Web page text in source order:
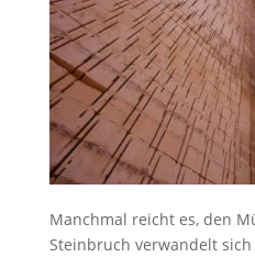
Manchmal reicht es, den
Steinbruch verwandelt